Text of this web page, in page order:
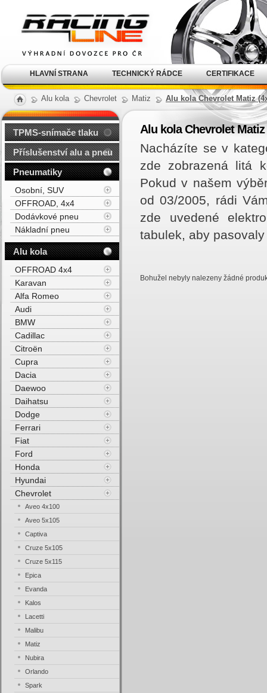
Alu kola Chevrolet Matiz Alu kola Chevrolet Matiz
Alu kola Chevrolet Matiz
Nacházíte se v
zde zobrazená litá
Pokud v našem
od 03/2005, rádi
zde uvedené
tabulek, aby
Bohužel nebyly nalezeny žádné
TPMS-snímače tlaku
Příslušenství alu a pneu
Pneumatiky
Osobní, SUV
OFFROAD, 4x4
Dodávkové pneu
Nákladní pneu
Alu kola
OFFROAD 4x4
Karavan
Alfa Romeo
Audi
BMW
Cadillac
Citroën
Cupra
Dacia
Daewoo
Daihatsu
Dodge
Ferrari
Fiat
Ford
Honda
Hyundai
Chevrolet
Aveo 4x100
Aveo 5x105
Captiva
Cruze 5x105
Cruze 5x115
Epica
Evanda
Kalos
Lacetti
Malibu
Matiz
Nubira
Orlando
Spark
kola Racing Line
HLAVNÍ STRANA TECHNICKÝ RÁDCE CERTIFIKACE